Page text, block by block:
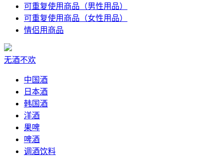
可重复使用商品（男性用品）
可重复使用商品（女性用品）
情侣用商品
无酒不欢
中国酒
日本酒
韩国酒
洋酒
果啤
啤酒
调酒饮料